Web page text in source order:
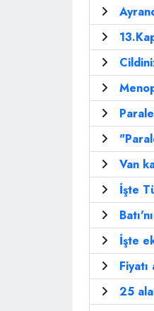
Van
İşte
İşte
25